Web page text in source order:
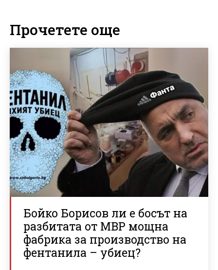
Прочетете още
Бойко Борисов ли е босът на
разбитата от МВР мощна
фабрика за производство на
фентанила – убиец?